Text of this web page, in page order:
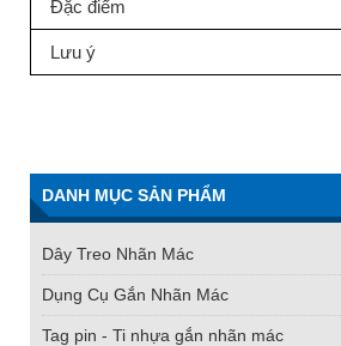
Đặc điểm
Lưu ý
DANH MỤC SẢN PHẨM
Dây Treo Nhãn Mác
Dụng Cụ Gắn Nhãn Mác
Tag pin - Ti nhựa gắn nhãn mác